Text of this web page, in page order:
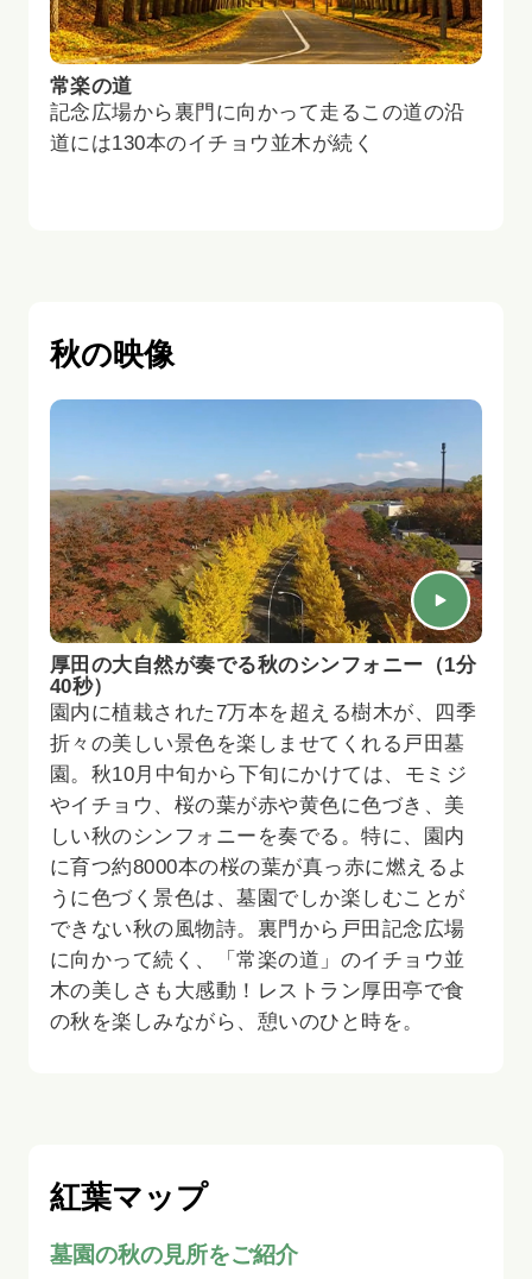
常楽の道
記念広場から裏門に向かって走るこの道の沿
道には130本のイチョウ並木が続く
秋の映像
厚田の大自然が奏でる秋のシンフォニー（1分
40秒）
園内に植栽された7万本を超える樹木が、四季
折々の美しい景色を楽しませてくれる戸田墓
園。秋10月中旬から下旬にかけては、モミジ
やイチョウ、桜の葉が赤や黄色に色づき、美
しい秋のシンフォニーを奏でる。特に、園内
に育つ約8000本の桜の葉が真っ赤に燃えるよ
うに色づく景色は、墓園でしか楽しむことが
できない秋の風物詩。裏門から戸田記念広場
に向かって続く、「常楽の道」のイチョウ並
木の美しさも大感動！レストラン厚田亭で食
の秋を楽しみながら、憩いのひと時を。
紅葉マップ
墓園の秋の見所をご紹介